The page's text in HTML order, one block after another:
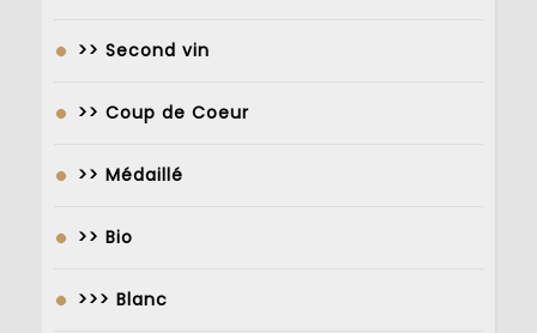
>> Second vin
>> Coup de Coeur
>> Médaillé
>> Bio
>>> Blanc